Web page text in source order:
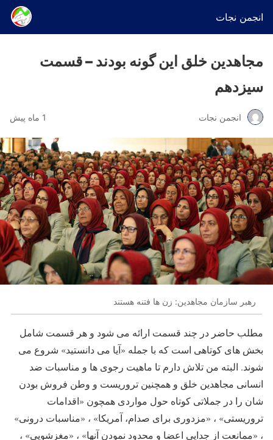
انجمن نجات
مجاهدین خلق این گونه بودند – قسمت
سیزدهم
انجمن نجات 1 ماه پیش
رهبر سازمان مجاهدین: زن ها فتنه هستند
مطلب حاضر در چند قسمت ارائه می شود و هر قسمت شامل
بخش های کوتاهی است که با جمله «آیا می دانستید» شروع می
شوند. البته من تلاش دارم تا ماهیت رجوی ها و مناسبات ضد
انسانی مجاهدین خلق و همچنین تروریست و وطن فروش بودن
شان را در جملاتی کوتاه حول مواردی همچون «اقدامات
تروریستی» ، «مزدوری برای صدام، آمریکا» ، «مناسبات درونی»
، «ممانعت از جدایی اعضا و محدود نمودن آنها» ، «مغزشویی» ،